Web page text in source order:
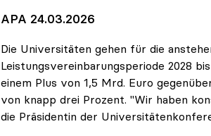
APA 24.03.2026
Die Universitäten gehen für die
Leistungsvereinbarungsperiode 2028
einem Plus von 1,5 Mrd. Euro
von knapp drei Prozent. "Wir haben
die Präsidentin der